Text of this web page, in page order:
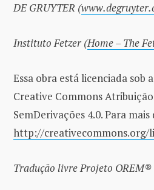
DE GRUYTER (
Instituto Fetzer (Home – The
Essa obra está licenciada
Creative Commons
SemDerivações 4.0. Para mais
http://creativecommons.org/
Tradução livre Projeto OREM®